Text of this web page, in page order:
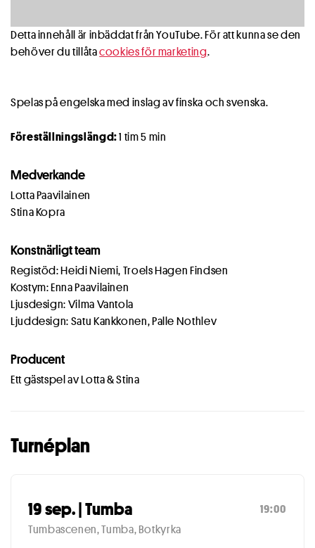
Detta innehåll är inbäddat från YouTube. För att kunna se den
behöver du tillåtacookies för marketing.
Spelas på engelska med inslag av finska och svenska.
Föreställningslängd:1 tim 5 min
Medverkande
Lotta Paavilainen
Stina Kopra
Konstnärligt team
Registöd: Heidi Niemi, Troels Hagen Findsen
Kostym: Enna Paavilainen
Ljusdesign: Vilma Vantola
Ljuddesign: Satu Kankkonen, Palle Nothlev
Producent
Ett gästspel av Lotta & Stina
Turnéplan
19 sep. | Tumba
Tumbascenen, Tumba, Botkyrka
19:00